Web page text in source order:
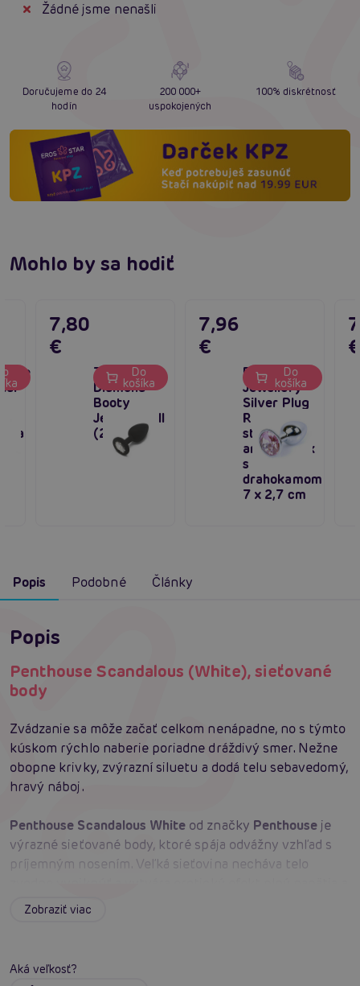
Žádné jsme nenašli
Doručujeme do 24
hodín
200 000+
uspokojených
100% diskrétnosť
Mohlo by sa hodiť
na
TOYJOY
Diamond
Booty
Jewel Small
(2,5 cm)
7,80
€
Do
košíka
Boss Series
Jewellery
Silver Plug
ROSE -
strieborný
análny kolík
s
drahokamom
7 x 2,7 cm
7,96
€
Do
košíka
Popis Podobné Články
Popis
Penthouse Scandalous (White), sieťované
body
Zvádzanie sa môže začať celkom nenápadne, no s týmto
kúskom rýchlo naberie poriadne dráždivý smer. Nežne
obopne krivky, zvýrazní siluetu a dodá telu sebavedomý,
hravý náboj.
Penthouse Scandalous White od značky Penthouse je
výrazné sieťované body, ktoré spája odvážny vzhľad s
príjemným nosením. Veľká sieťovina necháva telo
fantázie. Dlhé rukávy dodávajú modelu elegantný a
vďaka čomu body pohodlne prilieha ku krivkám. Biela
Zobraziť viac
Aká veľkosť?